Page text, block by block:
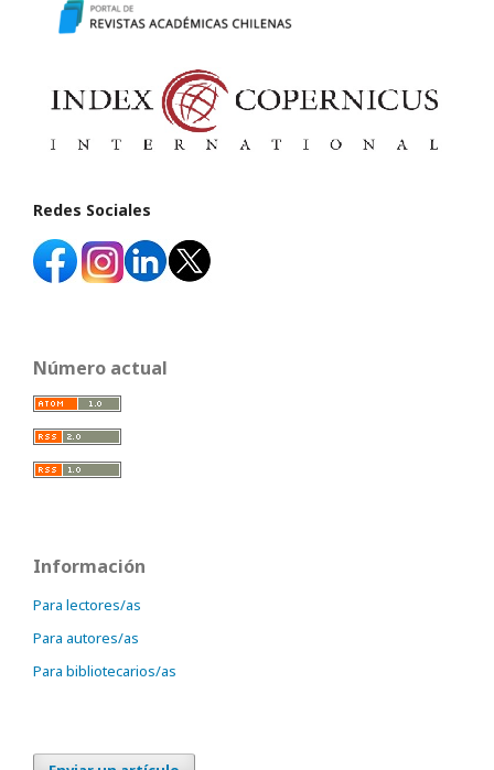
Redes Sociales
Número actual
Información
Para lectores/as
Para autores/as
Para bibliotecarios/as